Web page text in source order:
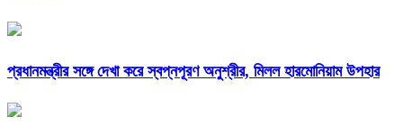
প্রধানমন্ত্রীর সঙ্গে দেখা করে স্বপ্নপূরণ অনুশ্রীর, মিলল হারমোনিয়াম উপহার